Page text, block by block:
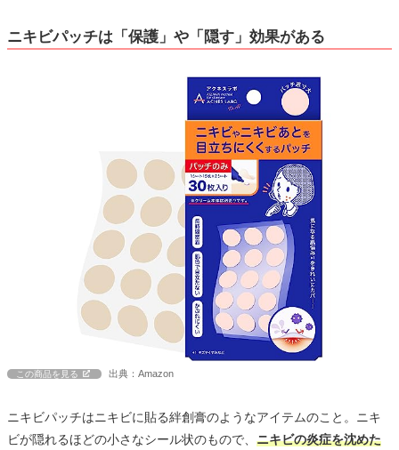
ニキビパッチは「保護」や「隠す」効果がある
この商品を見る 出典：Amazon
ニキビパッチはニキビに貼る絆創膏のようなアイテムのこと。ニキ
ビが隠れるほどの小さなシール状のもので、 ニキビの炎症を沈めた